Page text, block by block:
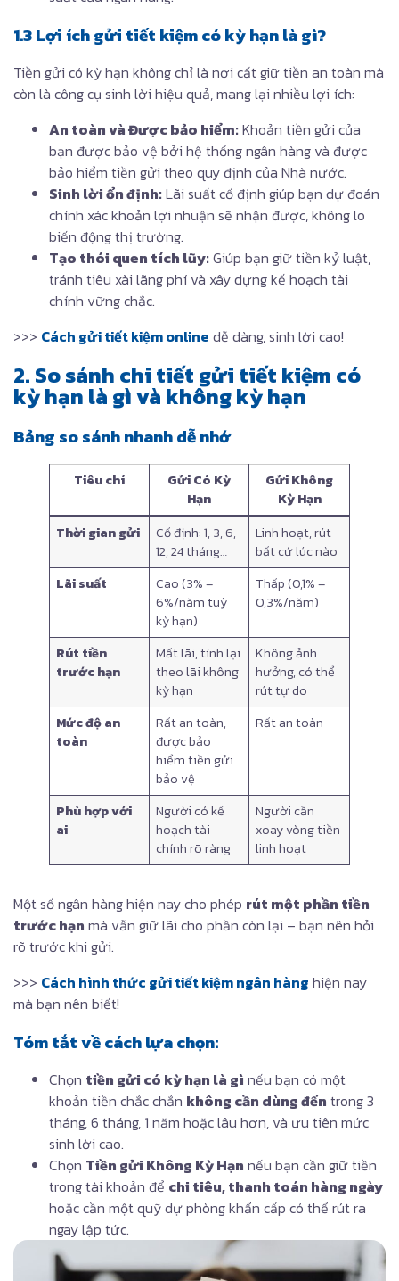
1.3 Lợi ích gửi tiết kiệm có kỳ hạn là gì?
Tiền gửi có kỳ hạn không chỉ là nơi cất giữ tiền an toàn mà
còn là công cụ sinh lời hiệu quả, mang lại nhiều lợi ích:
An toàn và Được bảo hiểm:Khoản tiền gửi của
bạn được bảo vệ bởi hệ thống ngân hàng và được
bảo hiểm tiền gửi theo quy định của Nhà nước.
Sinh lời ổn định:Lãi suất cố định giúp bạn dự đoán
chính xác khoản lợi nhuận sẽ nhận được, không lo
biến động thị trường.
Tạo thói quen tích lũy:Giúp bạn giữ tiền kỷ luật,
tránh tiêu xài lãng phí và xây dựng kế hoạch tài
chính vững chắc.
>>> Cách gửi tiết kiệm online dễ dàng, sinh lời cao!
2. So sánh chi tiết gửi tiết kiệm có
kỳ hạn là gì và không kỳ hạn
Bảng so sánh nhanh dễ nhớ
Tiêu chí
Gửi Có Kỳ
Hạn
Gửi Không
Kỳ Hạn
Thời gian gửi
Cố định: 1, 3, 6,
12, 24 tháng…
Linh hoạt, rút
bất cứ lúc nào
Lãi suất
Cao (3% –
6%/năm tuỳ
kỳ hạn)
Thấp (0,1% –
0,3%/năm)
Rút tiền
trước hạn
Mất lãi, tính lại
theo lãi không
kỳ hạn
Không ảnh
hưởng, có thể
rút tự do
Mức độ an
toàn
Rất an toàn,
được bảo
hiểm tiền gửi
bảo vệ
Rất an toàn
Phù hợp với
ai
Người có kế
hoạch tài
chính rõ ràng
Người cần
xoay vòng tiền
linh hoạt
Một số ngân hàng hiện nay cho phép rút một phần tiền
trước hạn mà vẫn giữ lãi cho phần còn lại – bạn nên hỏi
rõ trước khi gửi.
>>> Cách hình thức gửi tiết kiệm ngân hàng hiện nay
mà bạn nên biết!
Tóm tắt về cách lựa chọn:
Chọn tiền gửi có kỳ hạn là gì nếu bạn có một
khoản tiền chắc chắn không cần dùng đến trong 3
tháng, 6 tháng, 1 năm hoặc lâu hơn, và ưu tiên mức
sinh lời cao.
Chọn Tiền gửi Không Kỳ Hạn nếu bạn cần giữ tiền
trong tài khoản để chi tiêu, thanh toán hàng ngày
hoặc cần một quỹ dự phòng khẩn cấp có thể rút ra
ngay lập tức.